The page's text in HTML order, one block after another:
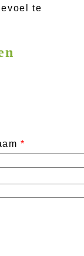
te
*